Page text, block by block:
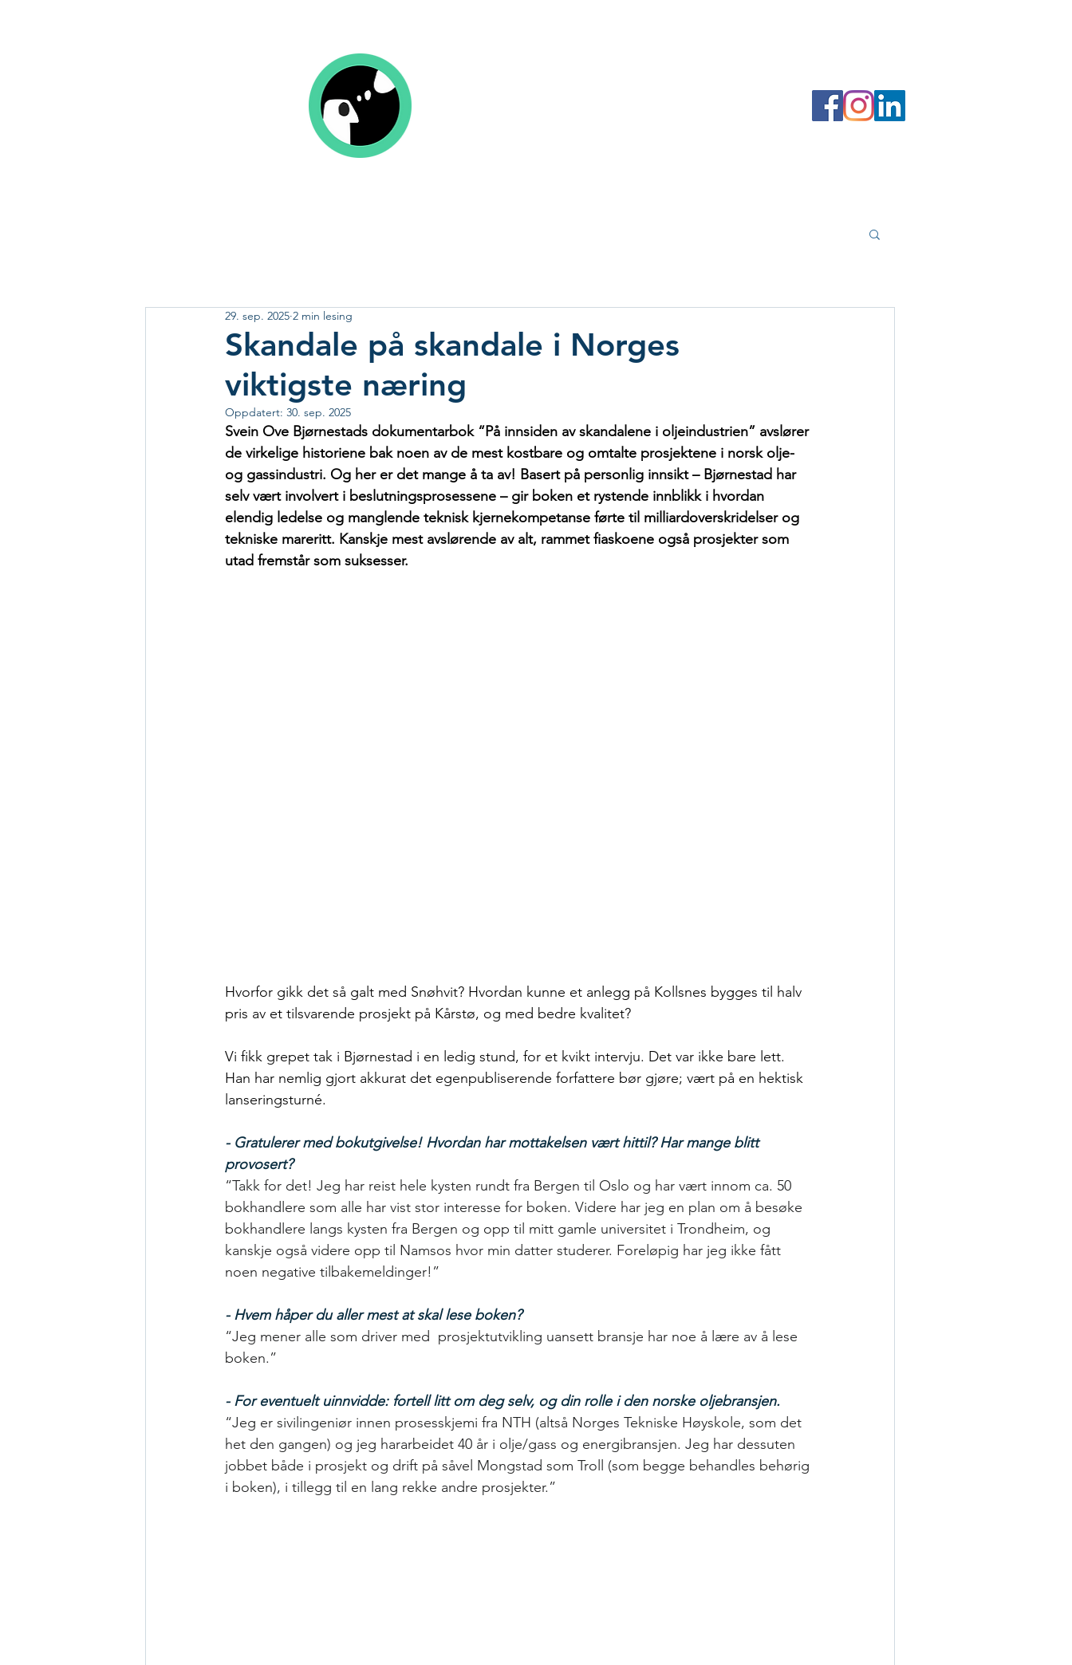
Skandale på skandale i Norges
viktigste næring
29. sep. 2025 2 min lesing
Oppdatert: 30. sep. 2025
Svein Ove Bjørnestads dokumentarbok “På innsiden av skandalene i oljeindustrien” avslører
de virkelige historiene bak noen av de mest kostbare og omtalte prosjektene i norsk olje-
og gassindustri. Og her er det mange å ta av! Basert på personlig innsikt – Bjørnestad har
selv vært involvert i beslutningsprosessene – gir boken et rystende innblikk i hvordan
elendig ledelse og manglende teknisk kjernekompetanse førte til milliardoverskridelser og
tekniske mareritt. Kanskje mest avslørende av alt, rammet fiaskoene også prosjekter som
utad fremstår som suksesser.
Hvorfor gikk det så galt med Snøhvit? Hvordan kunne et anlegg på Kollsnes bygges til halv
pris av et tilsvarende prosjekt på Kårstø, og med bedre kvalitet?
Vi fikk grepet tak i Bjørnestad i en ledig stund, for et kvikt intervju. Det var ikke bare lett.
Han har nemlig gjort akkurat det egenpubliserende forfattere bør gjøre; vært på en hektisk
lanseringsturné.
- Gratulerer med bokutgivelse! Hvordan har mottakelsen vært hittil? Har mange blitt
provosert?
“Takk for det! Jeg har reist hele kysten rundt fra Bergen til Oslo og har vært innom ca. 50
bokhandlere som alle har vist stor interesse for boken. Videre har jeg en plan om å besøke
bokhandlere langs kysten fra Bergen og opp til mitt gamle universitet i Trondheim, og
kanskje også videre opp til Namsos hvor min datter studerer. Foreløpig har jeg ikke fått
noen negative tilbakemeldinger!”
- Hvem håper du aller mest at skal lese boken?
“Jeg mener alle som driver med  prosjektutvikling uansett bransje har noe å lære av å lese
boken.”
- For eventuelt uinnvidde: fortell litt om deg selv, og din rolle i den norske oljebransjen.
“Jeg er sivilingeniør innen prosesskjemi fra NTH (altså Norges Tekniske Høyskole, som det
het den gangen) og jeg hararbeidet 40 år i olje/gass og energibransjen. Jeg har dessuten
jobbet både i prosjekt og drift på såvel Mongstad som Troll (som begge behandles behørig
i boken), i tillegg til en lang rekke andre prosjekter.”